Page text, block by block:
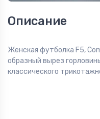
Описание
Женская футболка F5,
образный вырез
классического